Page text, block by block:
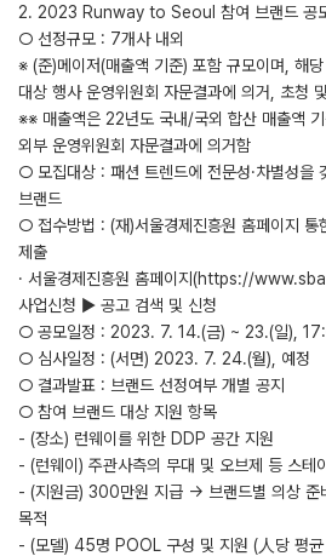
2. 2023 Runway to Seoul 참여 브랜드 공
○ 선정규모 : 7개사 내외
※ (준)메이저(매출액 기준) 포함 규모이며, 해
대상 행사 운영위원회 자문결과에 의거, 초청
※※ 매출액은 22년도 국내/국외 합산 매출액
외부 운영위원회 자문결과에 의거함
○ 모집대상 : 패션 트렌드에 전문성·차별성을
브랜드
○ 접수방법 : (재)서울경제진흥원 홈페이지 통
제출
· 서울경제진흥원 홈페이지(https://
사업신청 ▶ 공고 검색 및 신청
○ 공모일정 : 2023. 7. 14.(금) ~ 23.(일),
○ 심사일정 : (서면) 2023. 7. 24.(월), 예정
○ 결과발표 : 브랜드 선정여부 개별 공지
○ 참여 브랜드 대상 지원 항목
- (장소) 런웨이를 위한 DDP 공간 지원
- (런웨이) 주관사측의 무대 및 오브제 등 스테
- (지원금) 300만원 지급 → 브랜드별 의상 준
목적
- (모델) 45명 POOL 구성 및 지원 (⼈당 평